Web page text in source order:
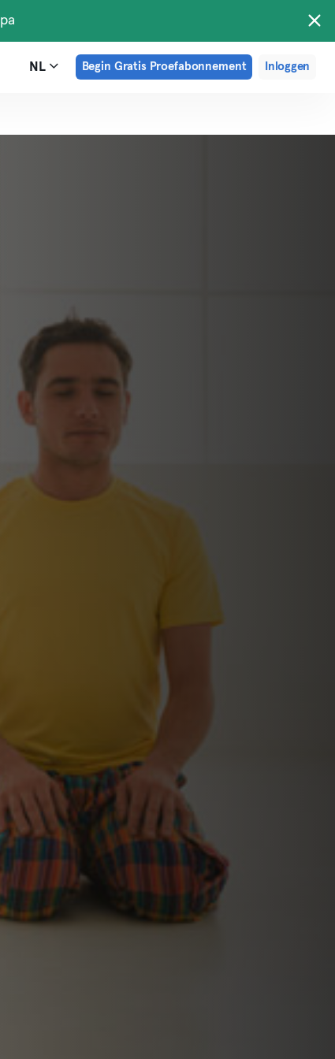
NL Begin Gratis Proefabonnement Inloggen